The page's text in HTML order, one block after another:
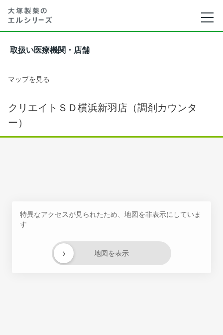
取扱い医療機関・店舗
マップを見る
クリエイトＳＤ横浜新羽店（調剤カウンタ
ー）
特異なアクセスが見られたため、地図を非表示にしていま
す
地図を表示
›